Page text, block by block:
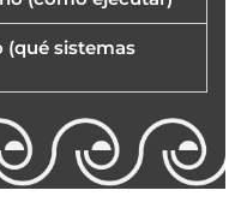
(qué sistemas